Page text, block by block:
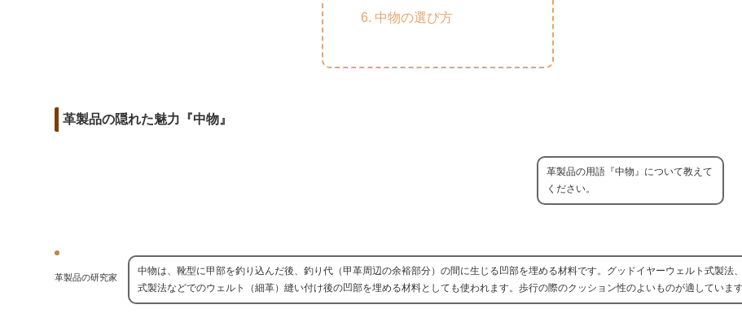
中物の選び方
革製品の隠れた魅力『中物』
革製品の用語『中物』について教えて
ください。
革製品の研究家
中物は、靴型に甲部を釣り込んだ後、釣り代（甲革周辺の余裕部分）の間に生じる凹部を埋める材料です。グッドイヤーウェルト式製法
式製法などでのウェルト（細革）縫い付け後の凹部を埋める材料としても使われます。歩行の際のクッション性のよいものが適しています